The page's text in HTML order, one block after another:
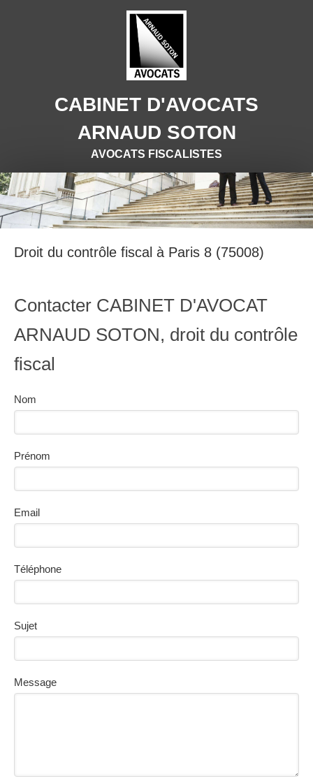
CABINET D'AVOCATS
ARNAUD SOTON
AVOCATS FISCALISTES
Droit du contrôle fiscal à Paris 8 (75008)
Contacter CABINET D'AVOCAT
ARNAUD SOTON, droit du contrôle
fiscal
Nom
Prénom
Email
Téléphone
Sujet
Message